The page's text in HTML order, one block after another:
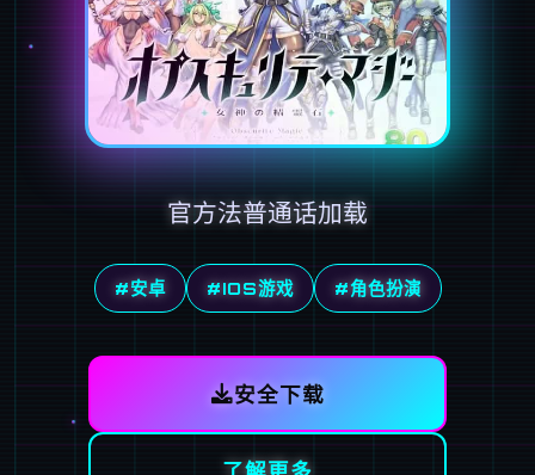
官方法普通话加载
#安卓 #IOS游戏 #角色扮演
安全下载
了解更多